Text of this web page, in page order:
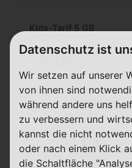
Kids-Tarif 5 GB
1 Monat
Laufzeit
5 GB
max. 50 Mbit/s
Datenschutz ist
Wir setzen auf unserer
von ihnen sind
während andere uns
zu verbessern und
kannst die nicht
oder nach einem Klick
die Schaltfläche